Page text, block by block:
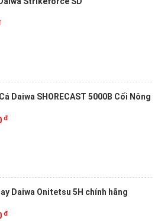
Daiwa SHORECAST 5000B Cối Nông
đ
Daiwa Onitetsu 5H chính hãng
đ